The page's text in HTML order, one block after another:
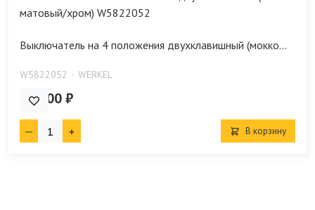
Выключатель на 4 положения двухклавишный (мокко...
W5822052 WERKEL
860.00 ₽
В корзину